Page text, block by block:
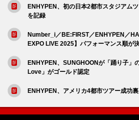
ENHYPEN、初の日本2都市スタジアム
を記録
Number_i／BE:FIRST／ENHYPEN／
EXPO LIVE 2025】パフォーマンス順が
ENHYPEN、SUNGHOONが「踊り子」
Love」がゴールド認定
ENHYPEN、アメリカ4都市ツアー成功